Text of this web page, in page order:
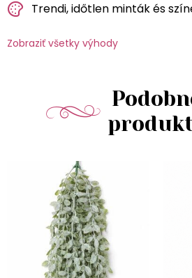
Trendi, időtlen minták és
Zobraziť všetky výhody